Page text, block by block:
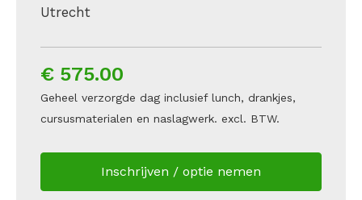
Utrecht
€ 575.00
Geheel verzorgde dag inclusief lunch, drankjes,
cursusmaterialen en naslagwerk. excl. BTW.
Inschrijven / optie nemen